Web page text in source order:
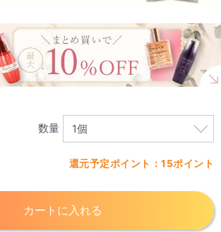
数量
還元予定ポイント：15ポイント
カートに入れる